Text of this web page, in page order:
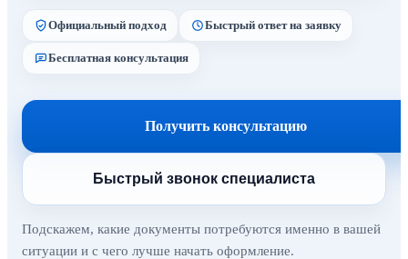
Официальный подход Быстрый ответ на заявку
Бесплатная консультация
Получить консультацию
Быстрый звонок специалиста
Подскажем, какие документы потребуются именно в вашей
ситуации и с чего лучше начать оформление.